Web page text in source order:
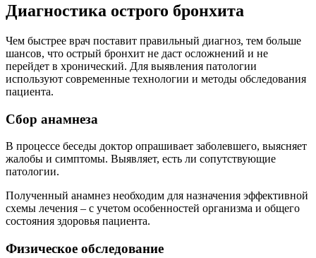
Диагностика острого бронхита
Чем быстрее врач поставит правильный диагноз, тем больше
шансов, что острый бронхит не даст осложнений и не
перейдет в хронический. Для выявления патологии
используют современные технологии и методы обследования
пациента.
Сбор анамнеза
В процессе беседы доктор опрашивает заболевшего, выясняет
жалобы и симптомы. Выявляет, есть ли сопутствующие
патологии.
Полученный анамнез необходим для назначения эффективной
схемы лечения – с учетом особенностей организма и общего
состояния здоровья пациента.
Физическое обследование